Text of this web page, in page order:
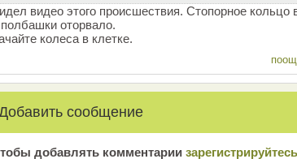
видео этого происшествия. Стопорное кольцо
оторвало.
колеса в клетке.
сообщение
добавлять комментарии зарeгиcтрирyйтeсь